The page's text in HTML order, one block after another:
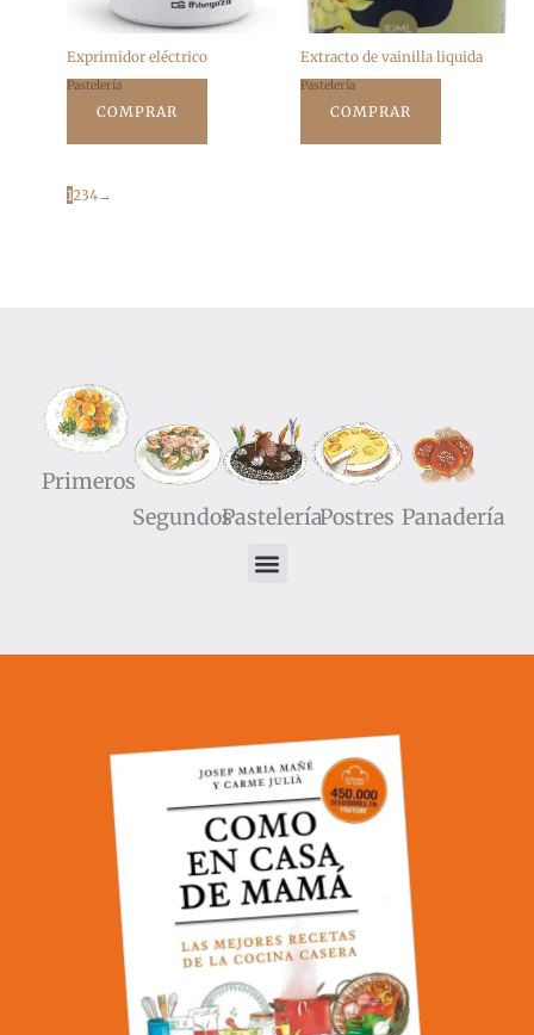
Exprimidor eléctrico
Pastelería
COMPRAR
Extracto de vainilla liquida
Pastelería
COMPRAR
1234→
Primeros
SegundosPasteleríaPostres Panadería